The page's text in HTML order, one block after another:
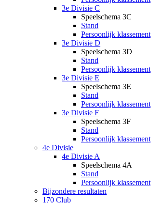
3e Divisie C
Speelschema 3C
Stand
Persoonlijk klassement
3e Divisie D
Speelschema 3D
Stand
Persoonlijk klassement
3e Divisie E
Speelschema 3E
Stand
Persoonlijk klassement
3e Divisie F
Speelschema 3F
Stand
Persoonlijk klassement
4e Divisie
4e Divisie A
Speelschema 4A
Stand
Persoonlijk klassement
Bijzondere resultaten
170 Club